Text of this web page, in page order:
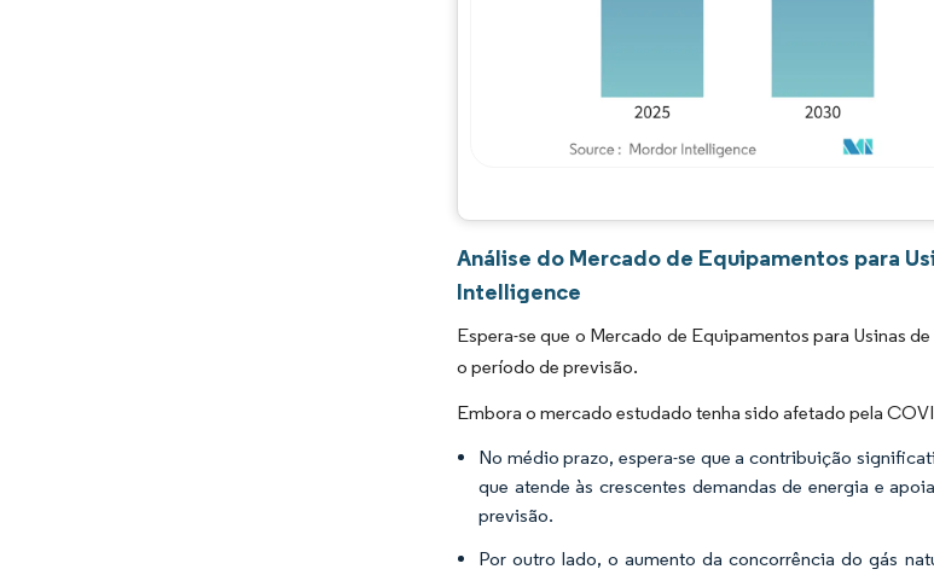
Análise do Mercado de Equipamentos para
Intelligence
Espera-se que o Mercado de Equipamentos para Usinas
o período de previsão.
Embora o mercado estudado tenha sido afetado pela
No médio prazo, espera-se que a contribuição
que atende às crescentes demandas de energia e
previsão.
Por outro lado, o aumento da concorrência do gás